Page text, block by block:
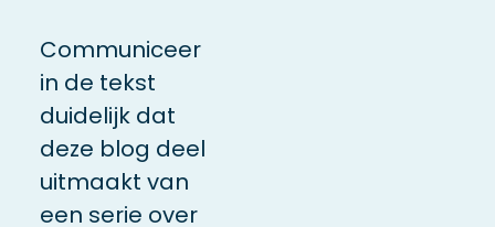
Communiceer
in de tekst
duidelijk dat
deze blog deel
uitmaakt van
een serie over